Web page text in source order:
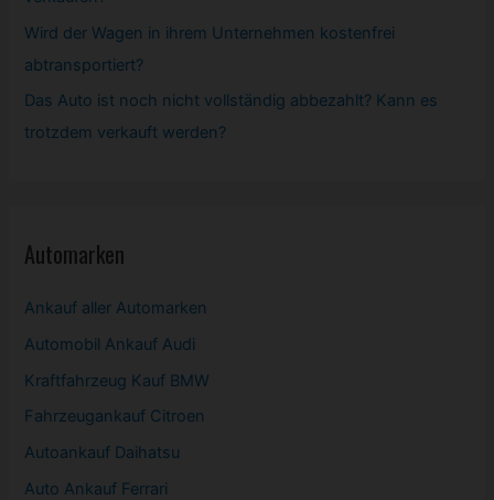
Wird der Wagen in ihrem Unternehmen kostenfrei
abtransportiert?
Das Auto ist noch nicht vollständig abbezahlt? Kann es
trotzdem verkauft werden?
Automarken
Ankauf aller Automarken
Automobil Ankauf Audi
Kraftfahrzeug Kauf BMW
Fahrzeugankauf Citroen
Autoankauf Daihatsu
Auto Ankauf Ferrari